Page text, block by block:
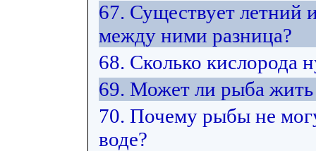
67. Существует летний
между ними разница?
68. Сколько кислорода
69. Может ли рыба жить
70. Почему рыбы не
воде?